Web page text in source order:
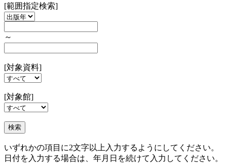
[範囲指定検索]
～
[対象資料]
[対象館]
いずれかの項目に2文字以上入力するようにしてください。
日付を入力する場合は、年月日を続けて入力してください。